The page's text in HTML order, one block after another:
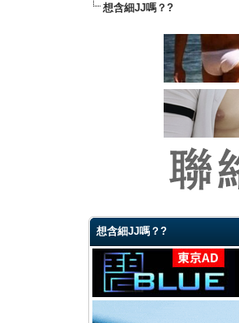
想含細JJ嗎？?
想含細JJ嗎？?